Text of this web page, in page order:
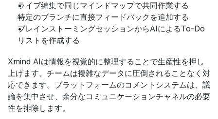
ライブ編集で同じマインドマップで共同作業する
特定のブランチに直接フィードバックを追加する
ブレインストーミングセッションからAIによるTo-Do
リストを作成する
Xmind AIは情報を視覚的に整理することで生産性を押し
上げます。チームは複雑なデータに圧倒されることなく対
応できます。プラットフォームのコメントシステムは、議
論を集中させ、余分なコミュニケーションチャネルの必要
性を排除します。